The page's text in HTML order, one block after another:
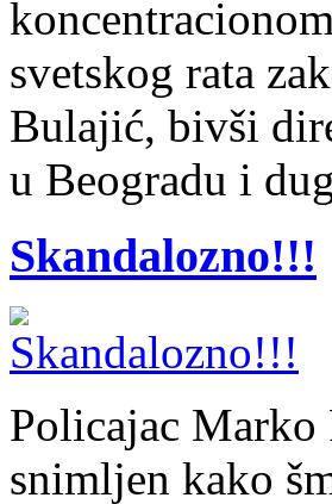
svetskog rata
Bulajić, bivši
u Beogradu i
Skandalozno!!!
Policajac
snimljen kako